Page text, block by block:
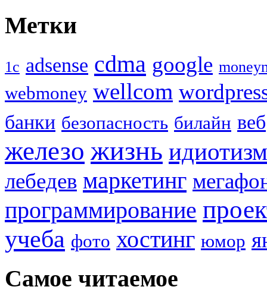
Метки
1с adsense cdma google
webmoney wellcom
банки безопасность билайн веб
железо жизнь идиотизм
лебедев маркетинг
программирование
учеба фото хостинг юмор
Самое читаемое